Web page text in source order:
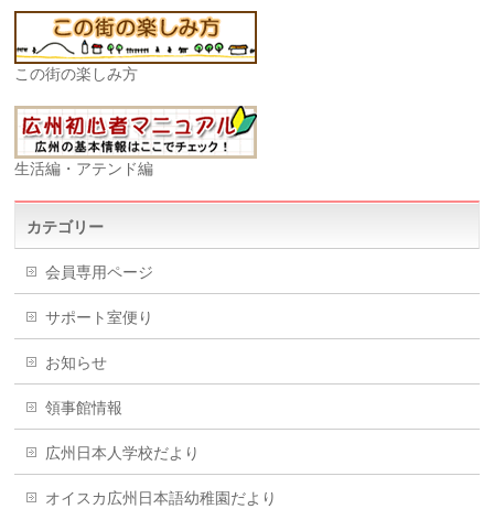
この街の楽しみ方
生活編・アテンド編
カテゴリー
会員専用ページ
サポート室便り
お知らせ
領事館情報
広州日本人学校だより
オイスカ広州日本語幼稚園だより